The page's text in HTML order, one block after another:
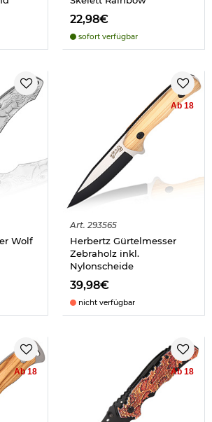
22,98€
sofort verfügbar
Wolf
Ab 18
Art. 293565
Herbertz Gürtelmesser
Zebraholz inkl.
Nylonscheide
39,98€
nicht verfügbar
Ab 18 Ab 18